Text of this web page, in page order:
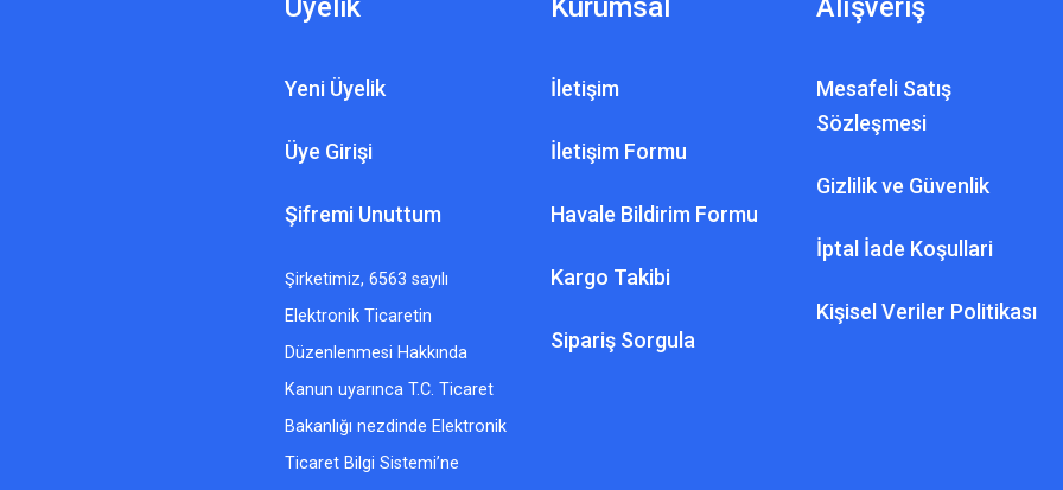
Üyelik
Yeni Üyelik
Üye Girişi
Şifremi Unuttum
Şirketimiz, 6563 sayılı
Elektronik Ticaretin
Düzenlenmesi Hakkında
Kanun uyarınca T.C. Ticaret
Bakanlığı nezdinde Elektronik
Ticaret Bilgi Sistemi’ne
Kurumsal
İletişim
İletişim Formu
Havale Bildirim Formu
Kargo Takibi
Sipariş Sorgula
Alışveriş
Mesafeli Satış
Sözleşmesi
Gizlilik ve Güvenlik
İptal İade Koşullari
Kişisel Veriler Politikası